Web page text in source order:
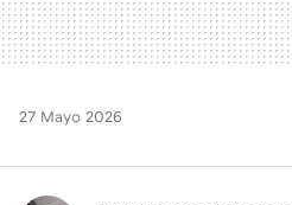
27 Mayo 2026